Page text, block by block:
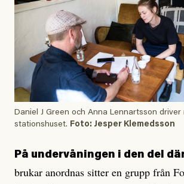
Daniel J Green och Anna Lennartsson
stationshuset. Foto: Jesper Klemedsson
På undervåningen i den del
brukar anordnas sitter en grupp från